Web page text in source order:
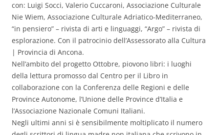
con: Luigi Socci, Valerio Cuccaroni, Associazione Culturale
Nie Wiem, Associazione Culturale Adriatico-Mediterraneo,
“in pensiero” – rivista di arti e linguaggi, “Argo” – rivista di
esplorazione. Con il patrocinio dell’Assessorato alla Cultura
| Provincia di Ancona.
Nell’ambito del progetto Ottobre, piovono libri: i luoghi
della lettura promosso dal Centro per il Libro in
collaborazione con la Conferenza delle Regioni e delle
Province Autonome, l’Unione delle Province d’Italia e
l’Associazione Nazionale Comuni Italiani.
Negli ultimi anni si è sensibilmente moltiplicato il numero